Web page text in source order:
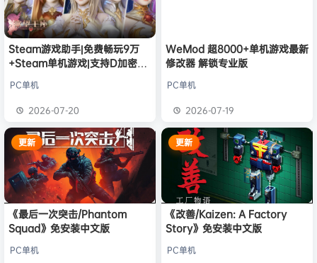
欢迎D****Z 加入本站
欢迎有*酱 加入本站
欢迎微******3 加入本站 2分钟前
欢迎陌**** 加入本站 2小时前
17小时前
8月9日
Steam游戏助手|免费畅玩9万
+Steam单机游戏|支持D加密以
PC单机
2026-07-20
WeMod 超8000+单机游戏最新
修改器 解锁专业版
PC单机
2026-07-19
更新
《最后一次突击/Phantom
Squad》免安装中文版
PC单机
更新
《改善/Kaizen: A Factory
Story》免安装中文版
PC单机